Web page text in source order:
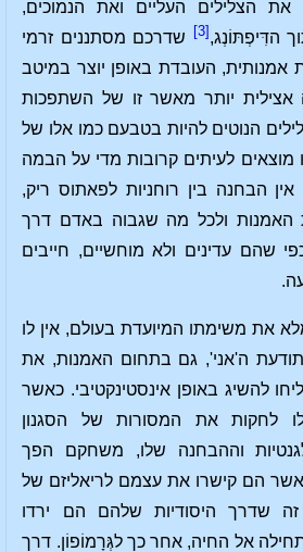
את הצלילים העליים ואת הנמוכים,
הדִּיפְתּוֹנְג, [3]
שדרכם מסתננים זרמי
אמנותית, העובדת באופן יוצר במיטב
אצילית יותר מאשר זו של השתפכות
הנוטים להיות בטבעם כמו אלו של
מוצאים לעיתים קרובות מדי על הבמה
הבחנה בין רוחניות לפאתוס ריק,
האמנות ולכל מה שגבוה באדם דרך
שהם עדינים ולא מוחשיים, חייבים
את משימתו המיועדת בעולם, אין לו
ה'אני', גם בתחום האמנות, את
להשיג באופן אינסטינקטיבי. כאשר
לחקות את המסורות של הסגנון
וההבחנה שלו, משחקם הפך
הם קישרו את עצמם לריאליזם של
שדרך היסודיות שלהם הם ירדו
אל החיה, אחר כך לגְּרָמוֹפוֹן. דרך